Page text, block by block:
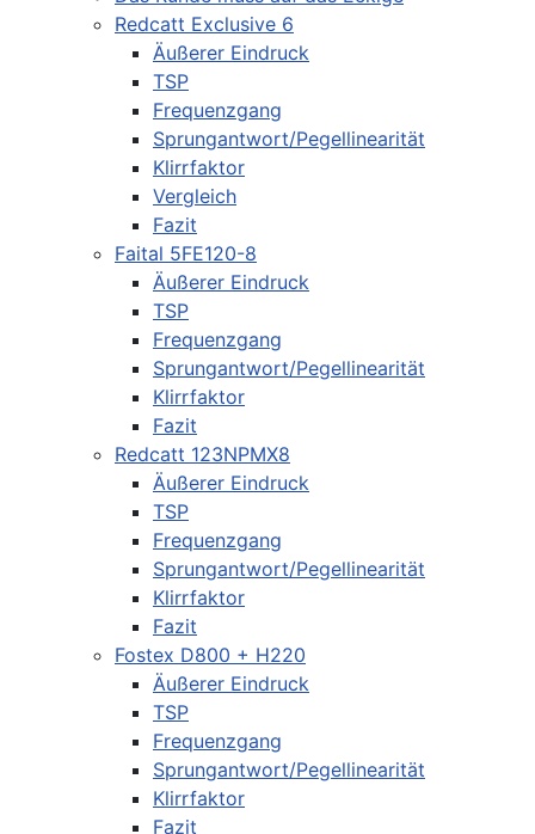
Redcatt Exclusive 6
Äußerer Eindruck
TSP
Frequenzgang
Sprungantwort/Pegellinearität
Klirrfaktor
Vergleich
Fazit
Faital 5FE120-8
Äußerer Eindruck
TSP
Frequenzgang
Sprungantwort/Pegellinearität
Klirrfaktor
Fazit
Redcatt 123NPMX8
Äußerer Eindruck
TSP
Frequenzgang
Sprungantwort/Pegellinearität
Klirrfaktor
Fazit
Fostex D800 + H220
Äußerer Eindruck
TSP
Frequenzgang
Sprungantwort/Pegellinearität
Klirrfaktor
Fazit